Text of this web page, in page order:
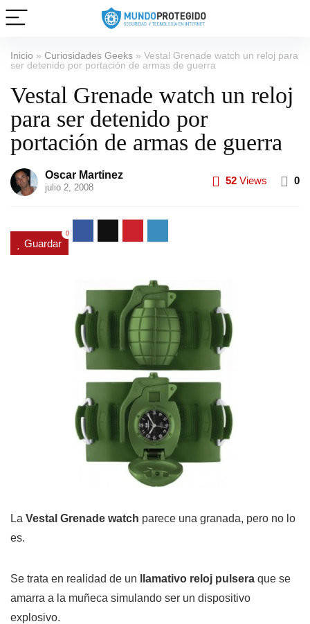
Inicio » Curiosidades Geeks » Vestal Grenade watch un reloj para
ser detenido por portación de armas de guerra
Vestal Grenade watch un reloj
para ser detenido por
portación de armas de guerra
Oscar Martinez
julio 2, 2008
52 Views 0
Guardar
0
La Vestal Grenade watch parece una granada, pero no lo
es.
Se trata en realidad de un llamativo reloj pulsera que se
amarra a la muñeca simulando ser un dispositivo
explosivo.